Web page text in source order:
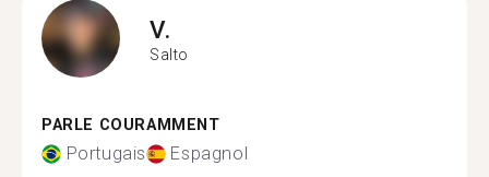
V.
Salto
PARLE COURAMMENT
Portugais Espagnol